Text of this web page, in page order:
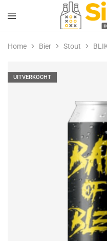
Simonsdrank.nl
Drank,
Bier
&
Home Bier Stout
UITVERKOCHT